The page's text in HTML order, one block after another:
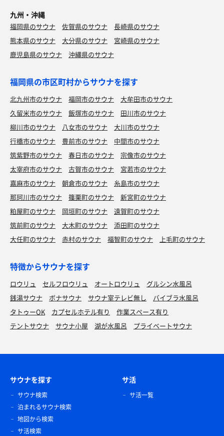
九州・沖縄
福岡県のサウナ 佐賀県のサウナ
長崎県のサウナ
熊本県のサウナ
大分県のサウナ
宮崎県のサウナ
鹿児島県のサウナ
沖縄県のサウナ
福岡県の市区町村からサウナを探す
北九州市のサウナ 福岡市のサウナ
大牟田市のサウナ
久留米市のサウナ
飯塚市のサウナ
田川市のサウナ
柳川市のサウナ
八女市のサウナ
大川市のサウナ
行橋市のサウナ
豊前市のサウナ
中間市のサウナ
筑紫野市のサウナ
春日市のサウナ
宗像市のサウナ
太宰府市のサウナ
古賀市のサウナ
宮若市のサウナ
嘉麻市のサウナ
朝倉市のサウナ
糸島市のサウナ
那珂川市のサウナ
篠栗町のサウナ
新宮町のサウナ
粕屋町のサウナ
岡垣町のサウナ
遠賀町のサウナ
筑前町のサウナ
大木町のサウナ
添田町のサウナ
大任町のサウナ
赤村のサウナ 福智町のサウナ 上毛町のサウナ
特徴からサウナを探す
ロウリュ セルフロウリュ オートロウリュ
グルシン水風呂
銭湯サウナ
ボナサウナ サウナ室テレビ無し
バイブラ水風呂
タトゥーOK
カプセルホテル有り
作業スペース有り
テントサウナ
サウナ小屋 湖が水風呂 プライベートサウナ
サウナを探す
サウナ検索
泊まれるサウナ検索
地図から検索
サ活検索
サ活
サ活一覧